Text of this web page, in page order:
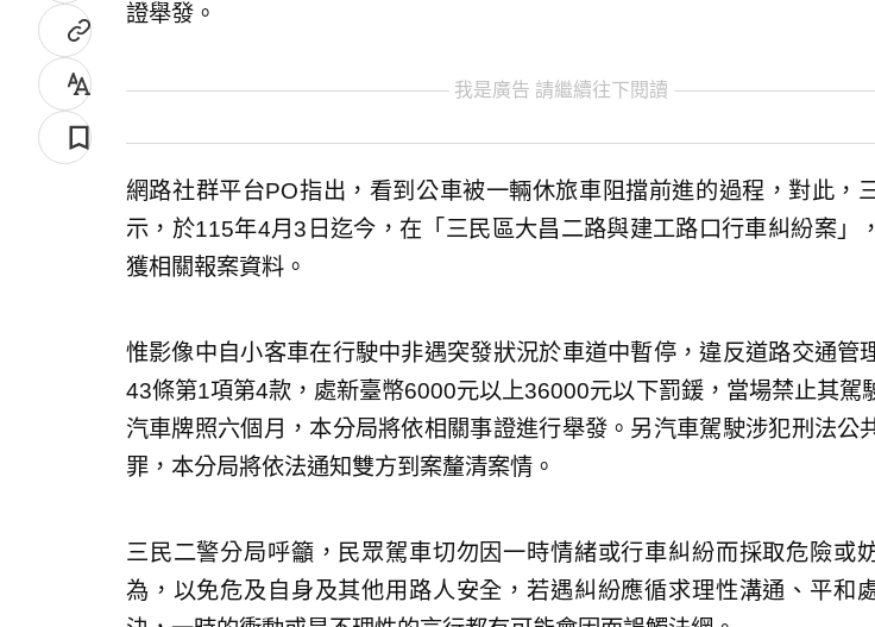
證舉發。
我是廣告 請繼續往下閱讀
網路社群平台PO指出，看到公車被一輛休旅車阻擋前進的過程，對此，
示，於115年4月3日迄今，在「三民區大昌二路與建工路口行車糾紛案」
獲相關報案資料。
惟影像中自小客車在行駛中非遇突發狀況於車道中暫停，違反道路交通管
43條第1項第4款，處新臺幣6000元以上36000元以下罰鍰，當場禁止其駕
汽車牌照六個月，本分局將依相關事證進行舉發。另汽車駕駛涉犯刑法公
罪，本分局將依法通知雙方到案釐清案情。
三民二警分局呼籲，民眾駕車切勿因一時情緒或行車糾紛而採取危險或
為，以免危及自身及其他用路人安全，若遇糾紛應循求理性溝通、平和